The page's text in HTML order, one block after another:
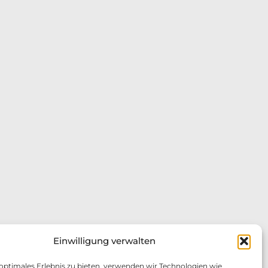
Einwilligung verwalten
Erlebnis zu bieten, verwenden wir Technologien wie